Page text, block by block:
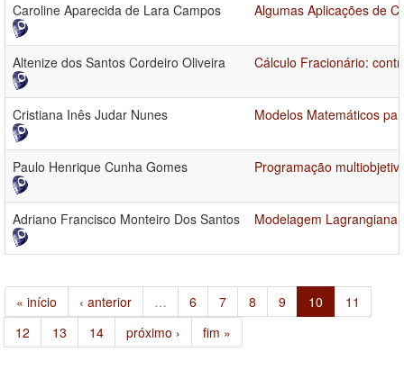
Caroline Aparecida de Lara Campos Algumas Aplicações de
Altenize dos Santos Cordeiro Oliveira Cálculo Fracionário:
Cristiana Inês Judar Nunes Modelos Matemáticos
Paulo Henrique Cunha Gomes Programação
Adriano Francisco Monteiro Dos Santos Modelagem Lagrangiana
« início ‹ anterior … 6 7 8 9 10
11
12
13 14 próximo › fim »